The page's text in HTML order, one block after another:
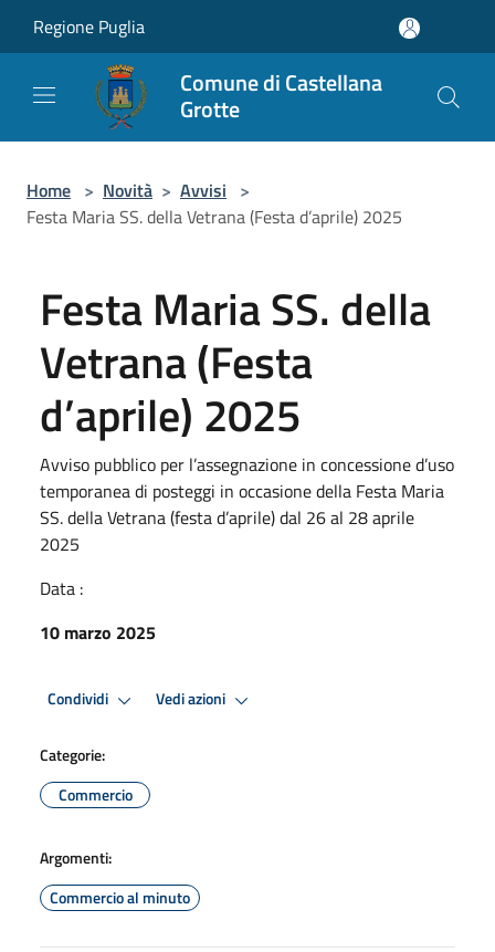
Regione Puglia
Comune di Castellana
Grotte
Home > Novità > Avvisi >
Festa Maria SS. della Vetrana (Festa d’aprile) 2025
Festa Maria SS. della
Vetrana (Festa
d’aprile) 2025
Avviso pubblico per l’assegnazione in concessione d’uso
temporanea di posteggi in occasione della Festa Maria
SS. della Vetrana (festa d’aprile) dal 26 al 28 aprile
2025
Data :
10 marzo 2025
Condividi Vedi azioni
Categorie:
Commercio
Argomenti:
Commercio al minuto